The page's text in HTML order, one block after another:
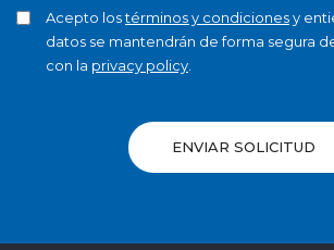
Acepto lostérminos y condicionesy
datos se mantendrán de forma segura
con la privacy policy
ENVIAR SOLICITUD